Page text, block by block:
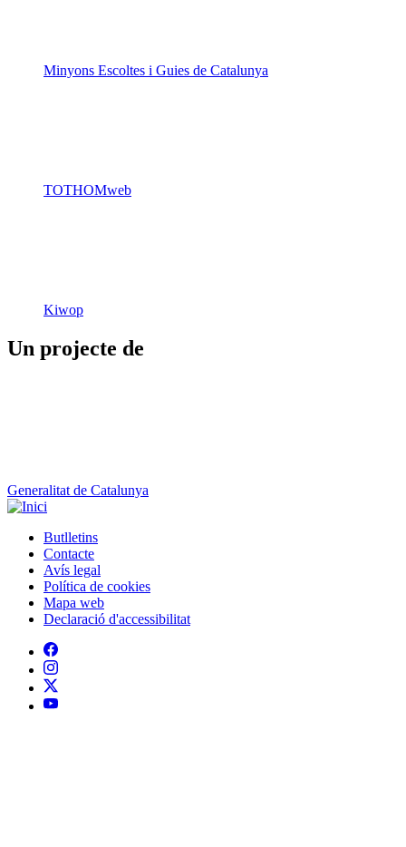
Minyons Escoltes i Guies de Catalunya
TOTHOMweb
Kiwop
Un projecte de
Generalitat de Catalunya
Peu
Butlletins
Contacte
Avís legal
Política de cookies
Mapa web
Declaració d'accessibilitat